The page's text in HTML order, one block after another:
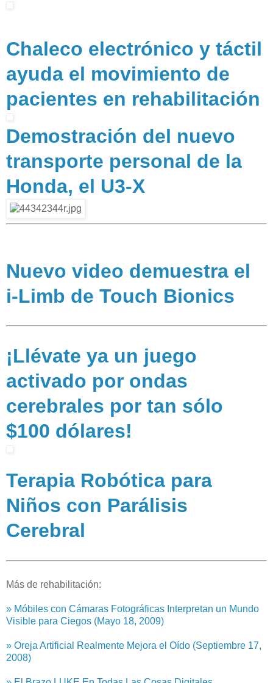
Chaleco electrónico y táctil
ayuda el movimiento de
pacientes en rehabilitación
Demostración del nuevo
transporte personal de la
Honda, el U3-X
Nuevo video demuestra el
i-Limb de Touch Bionics
¡Llévate ya un juego
activado por ondas
cerebrales por tan sólo
$100 dólares!
Terapia Robótica para
Niños con Parálisis
Cerebral
Más de rehabilitación:
» Móbiles con Cámaras Fotográficas Interpretan un Mundo
Visible para Ciegos (Mayo 18, 2009)
» Oreja Artificial Realmente Mejora el Oído (Septiembre 17,
2008)